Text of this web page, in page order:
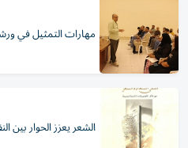
مهارات التمثيل في
الشعر يعزز الحوار بين